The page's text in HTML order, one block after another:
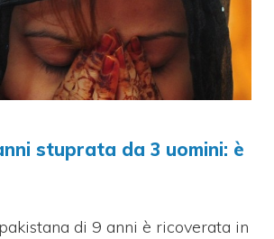
stuprata da 3 uomini: è
di 9 anni è ricoverata in